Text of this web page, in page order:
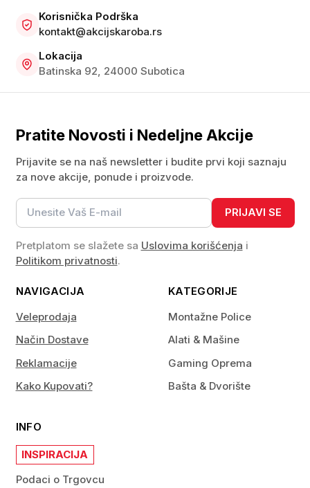
Korisnička Podrška
kontakt@akcijskaroba.rs
Lokacija
Batinska 92, 24000 Subotica
Pratite Novosti i Nedeljne Akcije
Prijavite se na naš newsletter i budite prvi koji saznaju
za nove akcije, ponude i proizvode.
PRIJAVI SE
Pretplatom se slažete sa Uslovima korišćenja i
Politikom privatnosti.
NAVIGACIJA
Veleprodaja
Način Dostave
Reklamacije
Kako Kupovati?
KATEGORIJE
Montažne Police
Alati & Mašine
Gaming Oprema
Bašta & Dvorište
INFO
INSPIRACIJA
Podaci o Trgovcu